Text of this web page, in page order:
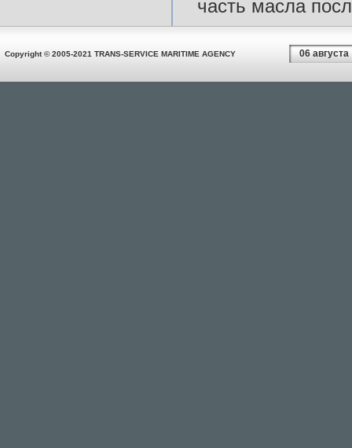
часть масла
Copyright © 2005-2021 TRANS-SERVICE MARITIME AGENCY 06 августа